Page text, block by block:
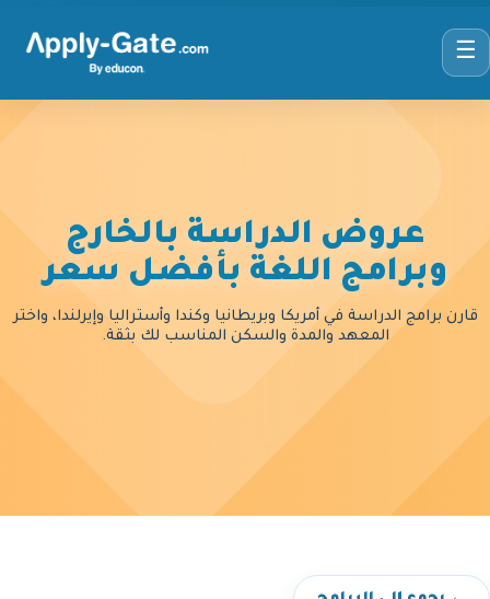
☰
عروض الدراسة بالخارج
وبرامج اللغة بأفضل سعر
قارن برامج الدراسة في أمريكا وبريطانيا وكندا وأستراليا وإيرلندا، واختر
المعهد والمدة والسكن المناسب لك بثقة.